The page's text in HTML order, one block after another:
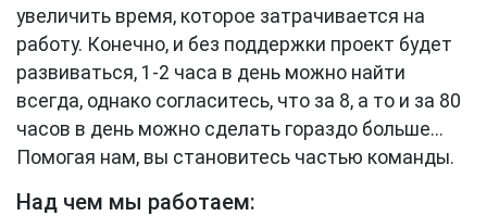
увеличить время, которое затрачивается на
работу. Конечно, и без поддержки проект будет
развиваться, 1-2 часа в день можно найти
всегда, однако согласитесь, что за 8, а то и за 80
часов в день можно сделать гораздо больше...
Помогая нам, вы становитесь частью команды.
Над чем мы работаем: